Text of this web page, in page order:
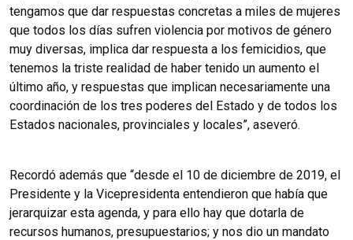
tengamos que dar respuestas concretas a miles de mujeres
que todos los días sufren violencia por motivos de género
muy diversas, implica dar respuesta a los femicidios, que
tenemos la triste realidad de haber tenido un aumento el
último año, y respuestas que implican necesariamente una
coordinación de los tres poderes del Estado y de todos los
Estados nacionales, provinciales y locales”, aseveró.
Recordó además que “desde el 10 de diciembre de 2019, el
Presidente y la Vicepresidenta entendieron que había que
jerarquizar esta agenda, y para ello hay que dotarla de
recursos humanos, presupuestarios; y nos dio un mandato